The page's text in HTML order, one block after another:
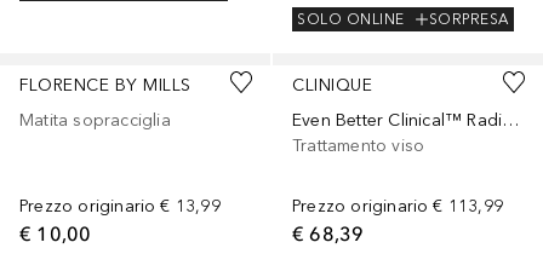
SOLO ONLINE
SORPRESA
FLORENCE BY MILLS
Matita sopracciglia
Prezzo originario € 13,99
€ 10,00
CLINIQUE
Even Better Clinical™ Radical Dark Spot Corrector + Interrupter CNY
Trattamento viso
Prezzo originario € 113,99
€ 68,39